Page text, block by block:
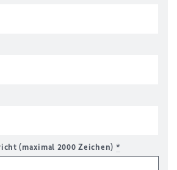
(maximal 2000 Zeichen) *